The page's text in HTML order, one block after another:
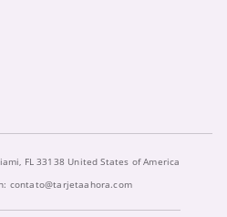
FL 33138 United States of America
contato@tarjetaahora.com